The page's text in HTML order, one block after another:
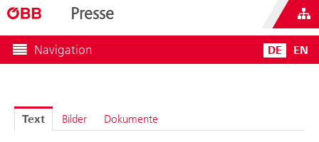
Presse
Navigation DE EN
Text Bilder Dokumente